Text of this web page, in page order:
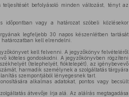
befolyásoló minden változást, tényt az
vagy a határozat szóbeli közlésekor
legfeljebb 30 napos készenlétben tartását
kell elrendelni.
kell felvenni. A jegyzőkönyv felvételéről
köteles gondoskodni. A jegyzőkönyvben rögzíteni
(telephelyét, fióktelepét), az igénybevevő
harmadik személynek a szolgáltatás tárgyára
szempontjából lényegesnek tart.
alkalmas adatokat, pontos vagy becsült
átvevője írja alá. Az aláírás megtagadása